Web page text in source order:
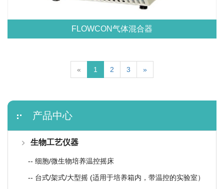
FLOWCON气体混合器
« 1 2 3 »
产品中心
生物工艺仪器
-- 细胞/微生物培养温控摇床
-- 台式/架式/大型摇 (适用于培养箱内，带温控的实验室）